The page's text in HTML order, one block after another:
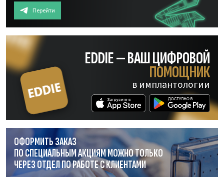
Перейти
EDDIE — ВАШ ЦИФРОВОЙ
ПОМОЩНИК
в имплантологии
ОФОРМИТЬ ЗАКАЗ
ПО СПЕЦИАЛЬНЫМ АКЦИЯМ МОЖНО ТОЛЬКО
ЧЕРЕЗ ОТДЕЛПО РАБОТЕС КЛИЕНТАМИ